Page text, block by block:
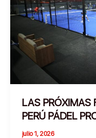
entrenadores
de
pádel
de
la
Academy!
LAS PRÓXIMAS
PERÚ PÁDEL
julio 1, 2026